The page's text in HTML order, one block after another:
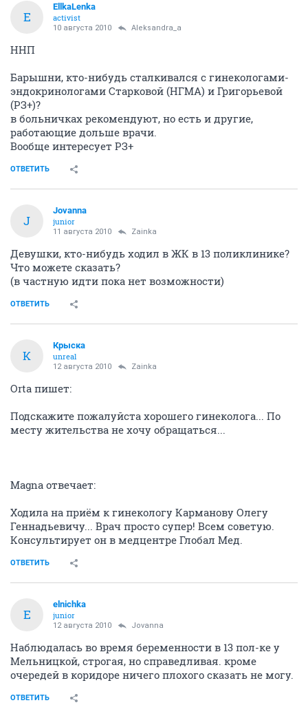
E
EllkaLenka
activist
10 августа 2010 Aleksandra_a
ННП
Барышни, кто-нибудь сталкивался с гинекологами-
эндокринологами Старковой (НГМА) и Григорьевой
(РЗ+)?
в больничках рекомендуют, но есть и другие,
работающие дольше врачи.
Вообще интересует РЗ+
ОТВЕТИТЬ
J
Jovanna
junior
11 августа 2010 Zainka
Девушки, кто-нибудь ходил в ЖК в 13 поликлинике?
Что можете сказать?
(в частную идти пока нет возможности)
ОТВЕТИТЬ
К
Крыска
unreal
12 августа 2010 Zainka
Orta пишет:
Подскажите пожалуйста хорошего гинеколога... По
месту жительства не хочу обращаться...
Magna отвечает:
Ходила на приём к гинекологу Карманову Олегу
Геннадьевичу... Врач просто супер! Всем советую.
Консультирует он в медцентре Глобал Мед.
ОТВЕТИТЬ
E
elnichka
junior
12 августа 2010 Jovanna
Наблюдалась во время беременности в 13 пол-ке у
Мельницкой, строгая, но справедливая. кроме
очередей в коридоре ничего плохого сказать не могу.
ОТВЕТИТЬ